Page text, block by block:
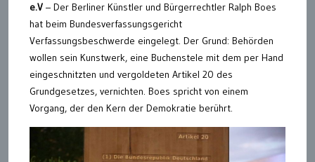
e.V – Der Berliner Künstler und Bürgerrechtler Ralph Boes
hat beim Bundesverfassungsgericht
Verfassungsbeschwerde eingelegt. Der Grund: Behörden
wollen sein Kunstwerk, eine Buchenstele mit dem per Hand
eingeschnitzten und vergoldeten Artikel 20 des
Grundgesetzes, vernichten. Boes spricht von einem
Vorgang, der den Kern der Demokratie berührt.